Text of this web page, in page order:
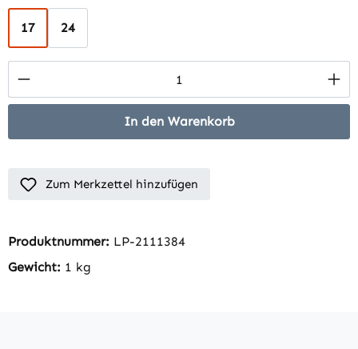
17 24
Produkt Anzahl: Gib den gewünschten
In den Warenkorb
Zum Merkzettel hinzufügen
Produktnummer: LP-2111384
Gewicht: 1 kg